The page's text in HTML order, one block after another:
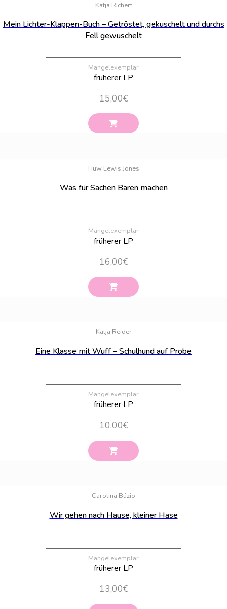
Katja Richert
Mein Lichter-Klappen-Buch – Getröstet, gekuschelt und durchs
Fell gewuschelt
Mängelexemplar
früherer LP
15,00€
Huw Lewis Jones
Was für Sachen Bären machen
Mängelexemplar
früherer LP
16,00€
Katja Reider
Eine Klasse mit Wuff – Schulhund auf Probe
Mängelexemplar
früherer LP
10,00€
Carolina Búzio
Wir gehen nach Hause, kleiner Hase
Mängelexemplar
früherer LP
13,00€